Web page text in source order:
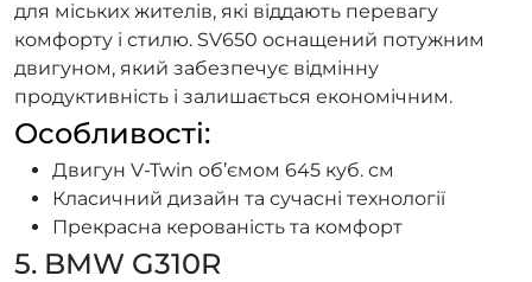
для міських жителів, які віддають перевагу
комфорту і стилю. SV650 оснащений потужним
двигуном, який забезпечує відмінну
продуктивність і залишається економічним.
Особливості:
Двигун V-Twin об’ємом 645 куб. см
Класичний дизайн та сучасні технології
Прекрасна керованість та комфорт
5. BMW G310R